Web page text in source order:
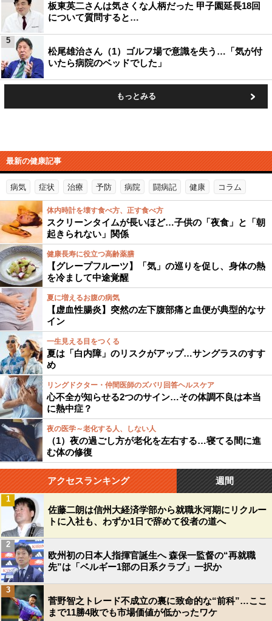
板東英二さんは気さくな人柄だった 甲子園延長18回
について質問すると…
松尾雄治さん（1）ゴルフ場で意識を失う…「気が付
いたら病院のベッドでした」
5
もっとみる
最新の健康記事
病気 症状 治療 予防 病院 闘病記 健康 コラム
体内時計を壊す食べ方、正す食べ方
スクリーンタイムが長いほど…子供の「夜食」と「朝
起きられない」関係
健康長寿に役立つ高齢薬膳
【グレープフルーツ】「気」の巡りを促し、身体の熱
を冷まして中途覚醒
夏に増えるお腹の病気
【虚血性腸炎】突然の左下腹部痛と血便が典型的なサ
イン
一生見える目をつくる
夏は「白内障」のリスクがアップ…サングラスのすす
め
リングドクター・仲間医師のズバリ回答ヘルスケア
心不全が知らせる2つのサイン…その体調不良は本当
に熱中症？
夜の医学～老化する人、しない人
（1）夜の過ごし方が老化を左右する…寝てる間に進
む体の修復
アクセスランキング 週間
佐藤二朗は信州大経済学部から就職氷河期にリクルー
トに入社も、わずか1日で辞めて役者の道へ
1
欧州初の日本人指揮官誕生へ 森保一監督の“再就職
先”は「ベルギー1部の日系クラブ」一択か
2
菅野智之トレード不成立の裏に致命的な“前科”…ここ
まで11勝4敗でも市場価値が低かったワケ
3